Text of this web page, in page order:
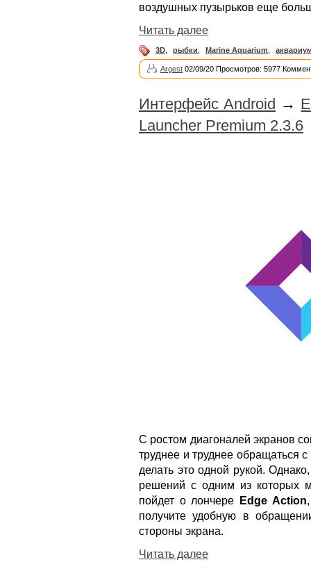
воздушных пузырьков еще
Читать далее
3D рыбки Marine Aquarium
Argest 02/09/20 Просмотров: 5977
Интерфейс Android →
Launcher Premium 2.3.6
С ростом диагоналей экранов
труднее и труднее обращаться
делать это одной рукой.
решений с одним из которых
пойдет о лончере
Edge Action
получите удобную в
стороны экрана.
Читать далее